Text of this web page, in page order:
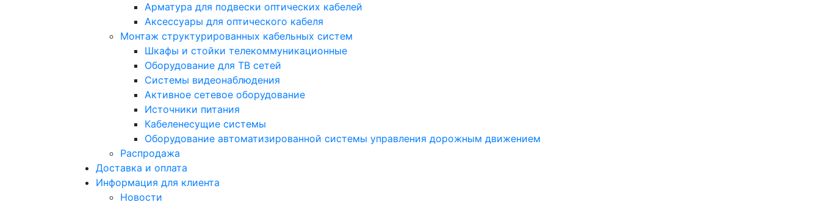
Арматура для подвески оптических кабелей
Аксессуары для оптического кабеля
Монтаж структурированных кабельных систем
Шкафы и стойки телекоммуникационные
Оборудование для ТВ сетей
Системы видеонаблюдения
Активное сетевое оборудование
Источники питания
Кабеленесущие системы
Оборудование автоматизированной системы управления дорожным движением
Распродажа
Доставка и оплата
Информация для клиента
Новости